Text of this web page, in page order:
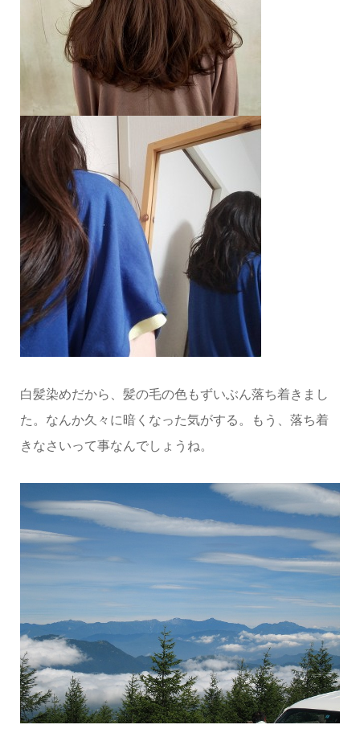
白髪染めだから、髪の毛の色もずいぶん落ち着きまし
た。なんか久々に暗くなった気がする。もう、落ち着
きなさいって事なんでしょうね。